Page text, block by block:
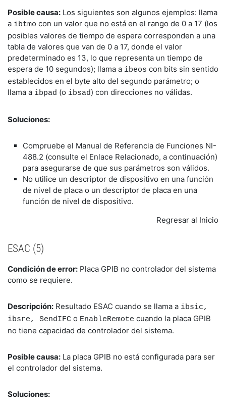
Posible causa: Los siguientes son algunos ejemplos: llama
a ibtmo con un valor que no está en el rango de 0 a 17 (los
posibles valores de tiempo de espera corresponden a una
tabla de valores que van de 0 a 17, donde el valor
predeterminado es 13, lo que representa un tiempo de
espera de 10 segundos); llama a ibeos con bits sin sentido
establecidos en el byte alto del segundo parámetro; o
llama a ibpad (o ibsad) con direcciones no válidas.
Soluciones:
Compruebe el Manual de Referencia de Funciones NI-
488.2 (consulte el Enlace Relacionado, a continuación)
para asegurarse de que sus parámetros son válidos.
No utilice un descriptor de dispositivo en una función
de nivel de placa o un descriptor de placa en una
función de nivel de dispositivo.
Regresar al Inicio
ESAC (5)
Condición de error: Placa GPIB no controlador del sistema
como se requiere.
Descripción: Resultado ESAC cuando se llama a ibsic,
ibsre, SendIFC o EnableRemote cuando la placa GPIB
no tiene capacidad de controlador del sistema.
Posible causa: La placa GPIB no está configurada para ser
el controlador del sistema.
Soluciones: